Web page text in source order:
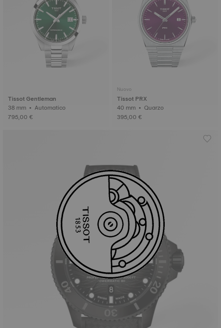
Tissot Gentleman
38 mm • Automatico
795,00 €
Nuovo
Tissot PRX
40 mm • Quarzo
395,00 €